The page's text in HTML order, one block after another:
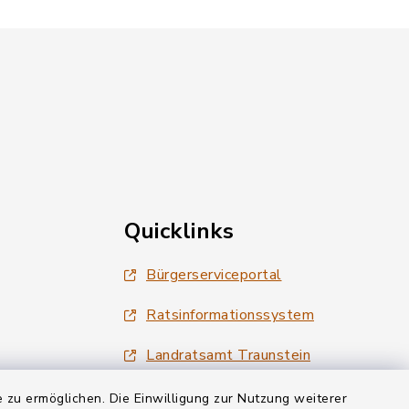
ermöglichen. Die Einwilligung zur Nutzung weiterer
Quicklinks
Bürgerserviceportal
Ratsinformationssystem
Landratsamt Traunstein
Tourismus Siegsdorf